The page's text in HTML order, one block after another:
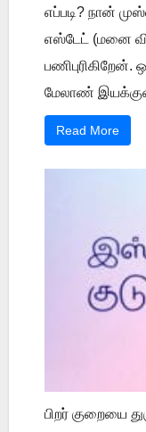
எப்படி? நான்
எஸ்டேட் (மனை
மேலாண்
Read More
பிறர் குறையை